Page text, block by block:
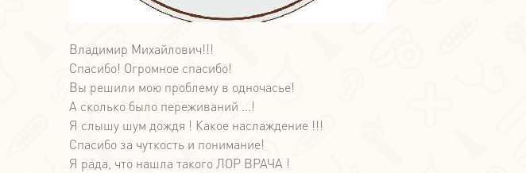
Владимир Михайлович!!!
Спасибо! Огромное спасибо!
Вы решили мою проблему в одночасье!
А сколько было переживаний ...!
Я слышу шум дождя ! Какое наслаждение !!!
Спасибо за чуткость и понимание!
Я рада, что нашла такого ЛОР ВРАЧА !